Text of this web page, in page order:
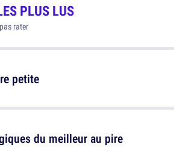
PLUS LUS
rater
petite
du meilleur au pire